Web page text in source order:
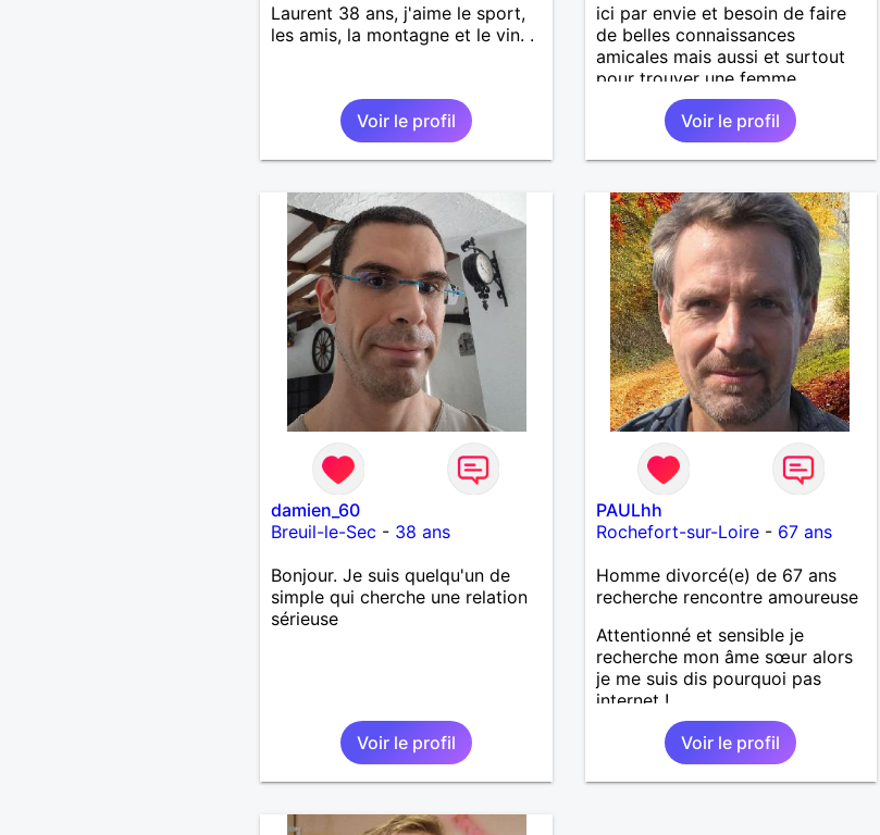
Laurent 38 ans, j'aime le sport,
les amis, la montagne et le vin. .
Voir le profil
ici par envie et besoin de faire
de belles connaissances
amicales mais aussi et surtout
pour trouver une femme
naturelle et sincère pour faire un
long bout de chemin à deux.
Voir le profil
damien_60
Breuil-le-Sec - 38 ans
Bonjour. Je suis quelqu'un de
simple qui cherche une relation
sérieuse
Voir le profil
PAULhh
Rochefort-sur-Loire- 67 ans
Homme divorcé(e) de 67 ans
recherche rencontre amoureuse
Attentionné et sensible je
recherche mon âme sœur alors
je me suis dis pourquoi pas
internet !
Voir le profil